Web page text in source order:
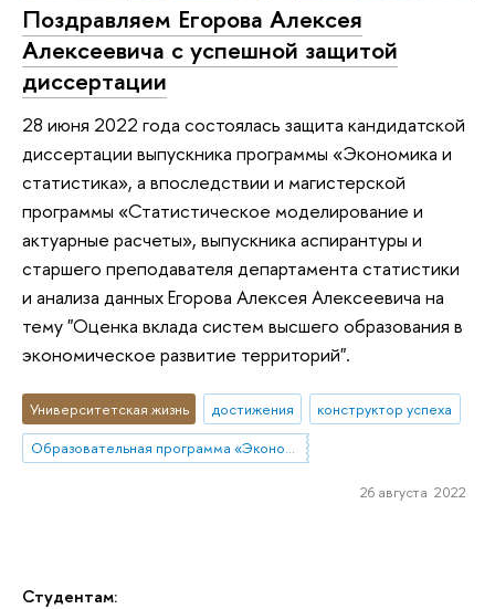
Студентам:
Поздравляем Егорова Алексея
Алексеевича с успешной защитой
диссертации
28 июня 2022 года состоялась защита кандидатской
диссертации выпускника программы «Экономика и
статистика», а впоследствии и магистерской
программы «Статистическое моделирование и
актуарные расчеты», выпускника аспирантуры и
старшего преподавателя департамента статистики
и анализа данных Егорова Алексея Алексеевича на
тему "Оценка вклада систем высшего образования в
экономическое развитие территорий".
Университетская жизнь достижения
конструктор успеха
Образовательная программа «Экономика и статистика»
26 августа 2022